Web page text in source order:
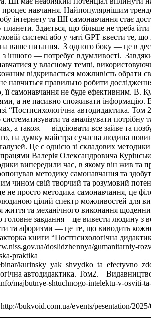
http://bukvoid.com.ua/events/pesentation/